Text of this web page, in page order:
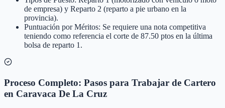
de empresa) y Reparto 2 (reparto a pie urbano en la
provincia).
Puntuación por Méritos: Se requiere una nota competitiva
teniendo como referencia el corte de 87.50 ptos en la última
bolsa de reparto 1.
Proceso Completo: Pasos para Trabajar de Cartero
en Caravaca De La Cruz